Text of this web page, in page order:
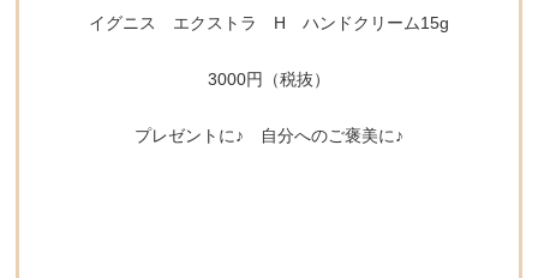
イグニス エクストラ H ハンドクリーム15g
3000円（税抜）
プレゼントに♪ 自分へのご褒美に♪